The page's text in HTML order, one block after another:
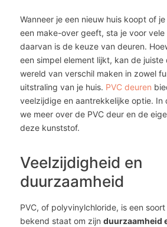
Wanneer je een nieuw huis koopt of
een make-over geeft, sta je voor vele
daarvan is de keuze van deuren.
een simpel element lijkt, kan de juiste
wereld van verschil maken in zowel
uitstraling van je huis. PVC deuren
veelzijdige en aantrekkelijke optie. In
we meer over de PVC deur en de
deze kunststof.
Veelzijdigheid en
duurzaamheid
PVC, of polyvinylchloride, is een
bekend staat om zijn duurzaamheid